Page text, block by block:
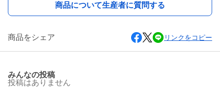
商品について生産者に質問する
商品をシェア リンクをコピー
みんなの投稿
投稿はありません